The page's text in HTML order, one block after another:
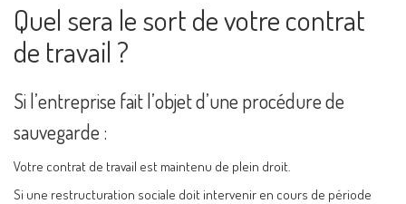
Quel sera le sort de votre contrat
de travail ?
Si l’entreprise fait l’objet d’une procédure de
sauvegarde :
Votre contrat de travail est maintenu de plein droit.
Si une restructuration sociale doit intervenir en cours de période